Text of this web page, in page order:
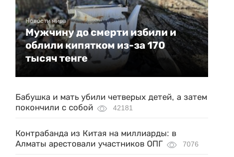
Новости мира
Мужчину до смерти избили и
облили кипятком из-за 170
тысяч тенге
Бабушка и мать убили четверых детей, а затем
покончили с собой
42181
Контрабанда из Китая на миллиарды: в
Алматы арестовали участников ОПГ
7076